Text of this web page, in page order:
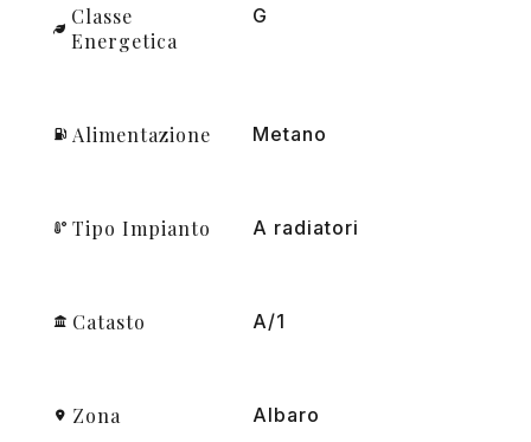
Classe
Energetica
G
Alimentazione Metano
Tipo Impianto A radiatori
Catasto A/1
Zona Albaro